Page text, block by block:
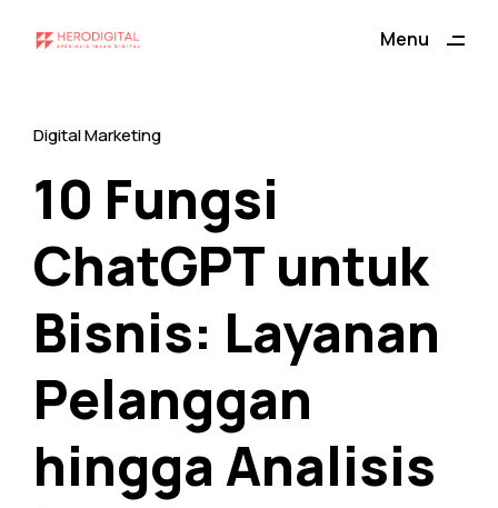
Menu
Digital Marketing
10 Fungsi
ChatGPT untuk
Bisnis: Layanan
Pelanggan
hingga Analisis